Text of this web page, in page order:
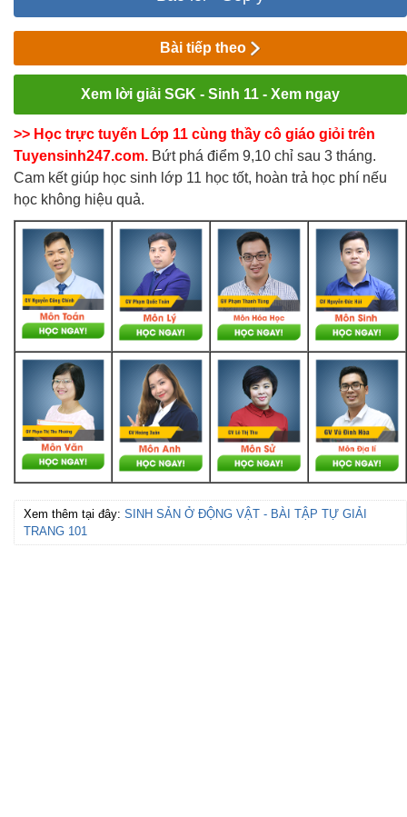
Bài tiếp theo
Xem lời giải SGK - Sinh 11 - Xem ngay
>> Học trực tuyến Lớp 11 cùng thầy cô giáo giỏi trên
Tuyensinh247.com. Bứt phá điểm 9,10 chỉ sau 3 tháng.
Cam kết giúp học sinh lớp 11 học tốt, hoàn trả học phí nếu
học không hiệu quả.
Xem thêm tại đây: SINH SẢN Ở ĐỘNG VẬT - BÀI TẬP TỰ GIẢI
TRANG 101